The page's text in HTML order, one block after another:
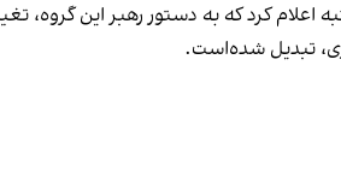
اعلام کرد که به دستور رهبر این گروه،
تبدیل شده‌است.